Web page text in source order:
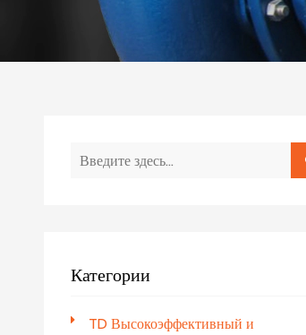
Категории
TD Высокоэффективный и